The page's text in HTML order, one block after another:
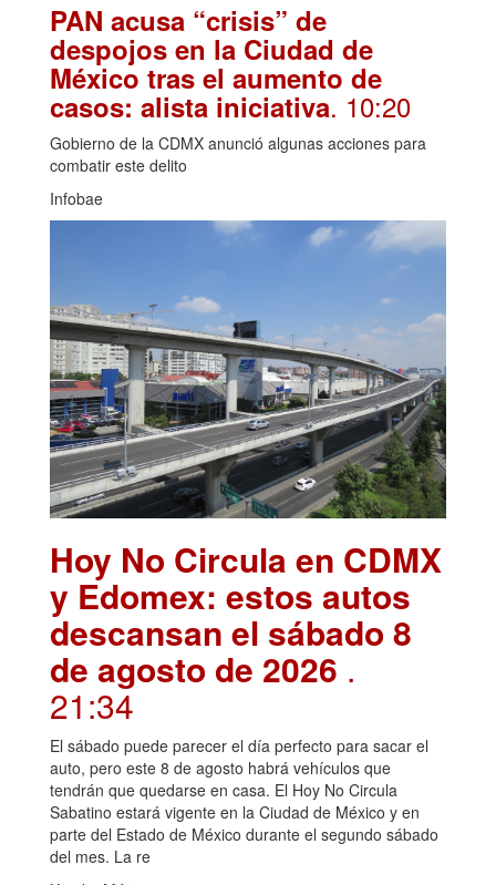
PAN acusa “crisis” de
despojos en la Ciudad de
México tras el aumento de
casos: alista iniciativa. 10:20
Gobierno de la CDMX anunció algunas acciones para
combatir este delito
Infobae
Hoy No Circula en CDMX
y Edomex: estos autos
descansan el sábado 8
de agosto de 2026 .
21:34
El sábado puede parecer el día perfecto para sacar el
auto, pero este 8 de agosto habrá vehículos que
tendrán que quedarse en casa. El Hoy No Circula
Sabatino estará vigente en la Ciudad de México y en
parte del Estado de México durante el segundo sábado
del mes. La re